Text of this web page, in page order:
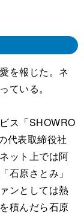
を報じた。ネ
ている。
ス「SHOWRO
代表取締役社
ット上では阿
石原さとみ」
ンとしては熱
積んだら石原